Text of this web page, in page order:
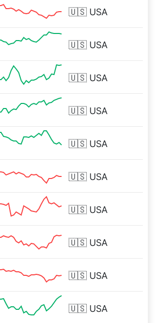
🇺🇸 USA
🇺🇸 USA
🇺🇸 USA
🇺🇸 USA
🇺🇸 USA
🇺🇸 USA
🇺🇸 USA
🇺🇸 USA
🇺🇸 USA
🇺🇸 USA